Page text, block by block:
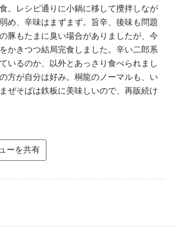
。レシピ通りに小鍋に移して攪拌しなが
め、辛味はまずまず。旨辛、後味も問題
豚もたまに臭い場合がありましたが、今
かきつつ結局完食しました。辛い二郎系
いるのか、以外とあっさり食べられまし
方が自分は好み。桐龍のノーマルも、い
ぜそばは鉄板に美味しいので、再販続け
ーを共有